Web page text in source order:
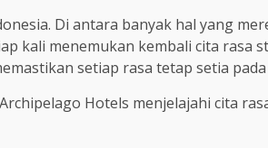
Di antara banyak hal yang
kali menemukan kembali cita rasa
setiap rasa tetap setia pada
Hotels menjelajahi cita